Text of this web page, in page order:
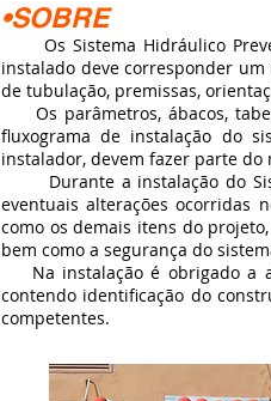
•SOBRE
Os Sistema Hidráulico
instalado deve corresponder
de tubulação, premissas,
Os parâmetros, ábacos,
fluxograma de instalação do
instalador, devem fazer parte do
Durante a instalação do
eventuais alterações ocorridas
como os demais itens do
bem como a segurança do
Na instalação é obrigado a
contendo identificação do
competentes.